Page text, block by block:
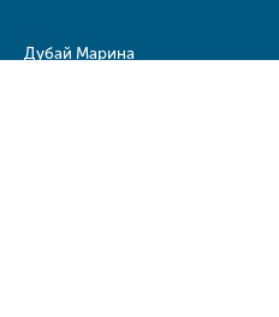
Дубай Марина